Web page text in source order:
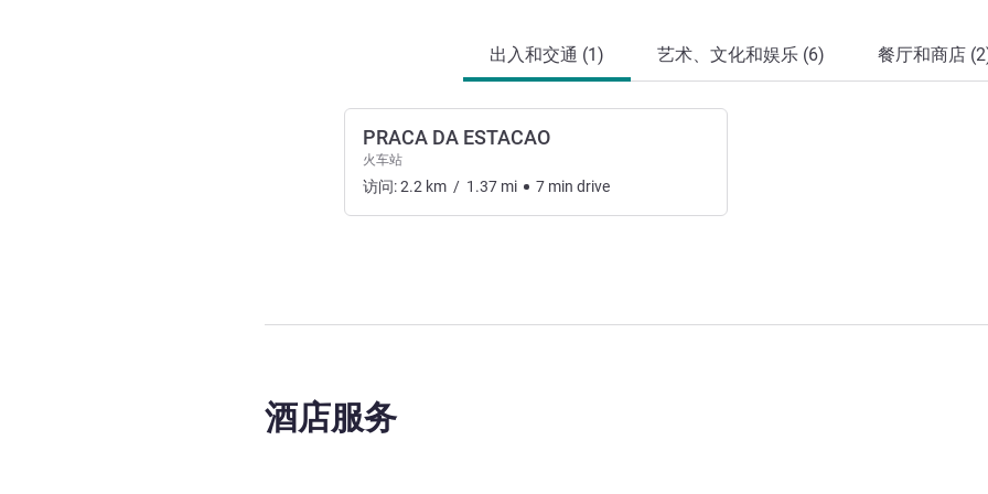
出入和交通 (1) 艺术、文化和娱乐 (6) 餐厅和商店
PRACA DA ESTACAO
火车站
访问:2.2 km / 1.37 mi 7 min drive
酒店服务